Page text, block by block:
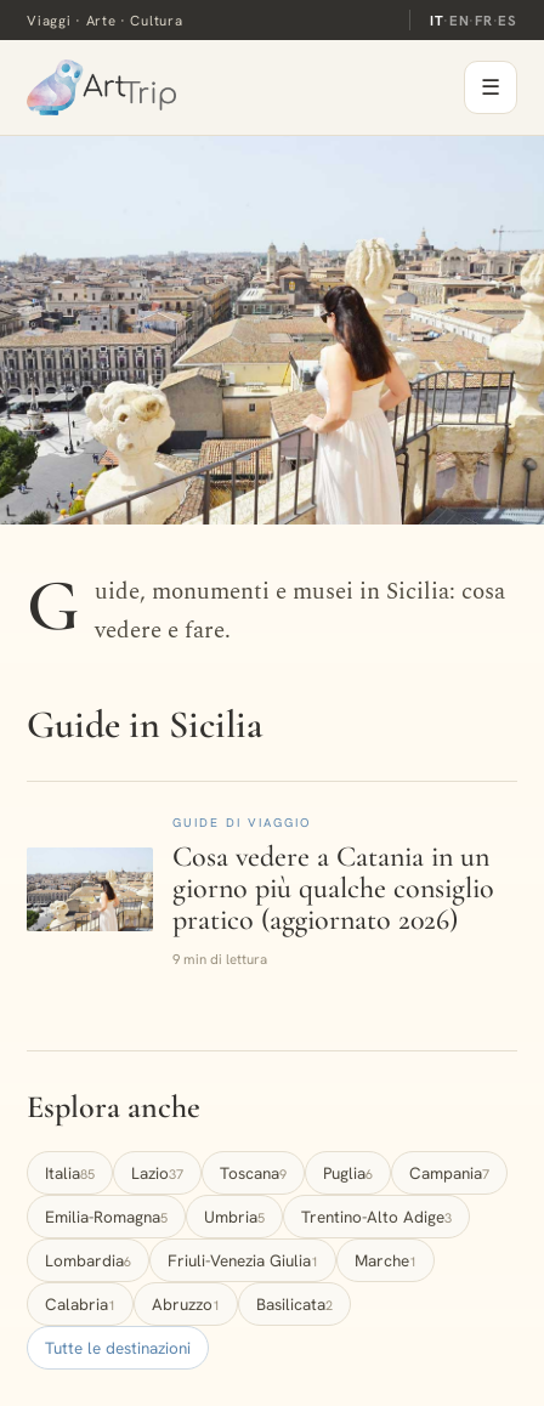
Viaggi · Arte · Cultura IT·EN·FR·ES
☰
Sicilia
G uide, monumenti e musei in Sicilia: cosa
vedere e fare.
Guide in Sicilia
GUIDE DI VIAGGIO
Cosa vedere a Catania in un
giorno più qualche consiglio
pratico (aggiornato 2026)
9 min di lettura
Esplora anche
Italia85 Lazio37 Toscana9 Puglia6 Campania7
Emilia-Romagna5 Umbria5 Trentino-Alto Adige3
Lombardia6 Friuli-Venezia Giulia1 Marche1
Calabria1 Abruzzo1 Basilicata2
Tutte le destinazioni